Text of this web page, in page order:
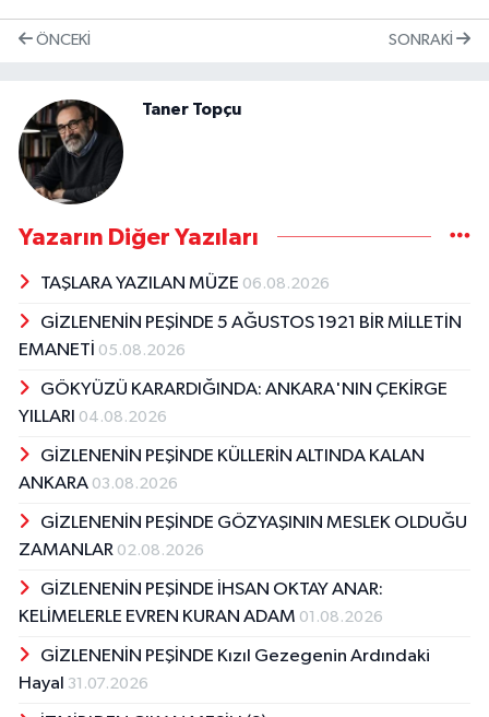
ÖNCEKI SONRAKI
Taner Topçu
Yazarın Diğer Yazıları
TAŞLARA YAZILAN MÜZE 06.08.2026
GİZLENENİN PEŞİNDE 5 AĞUSTOS 1921 BİR MİLLETİN
EMANETİ 05.08.2026
GÖKYÜZÜ KARARDIĞINDA: ANKARA'NIN ÇEKİRGE
YILLARI 04.08.2026
GİZLENENİN PEŞİNDE KÜLLERİN ALTINDA KALAN
ANKARA 03.08.2026
GİZLENENİN PEŞİNDE GÖZYAŞININ MESLEK OLDUĞU
ZAMANLAR 02.08.2026
GİZLENENİN PEŞİNDE İHSAN OKTAY ANAR:
KELİMELERLE EVREN KURAN ADAM 01.08.2026
GİZLENENİN PEŞİNDE Kızıl Gezegenin Ardındaki
Hayal 31.07.2026